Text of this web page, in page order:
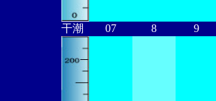
干潮 07 8 9